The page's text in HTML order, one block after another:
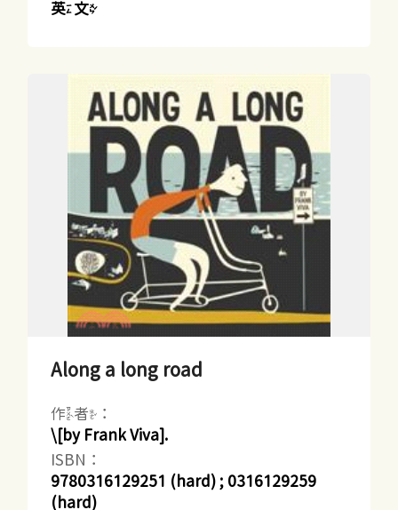
英文
Along a long road
作者：
\[by Frank Viva].
ISBN：
9780316129251 (hard) ; 0316129259
(hard)